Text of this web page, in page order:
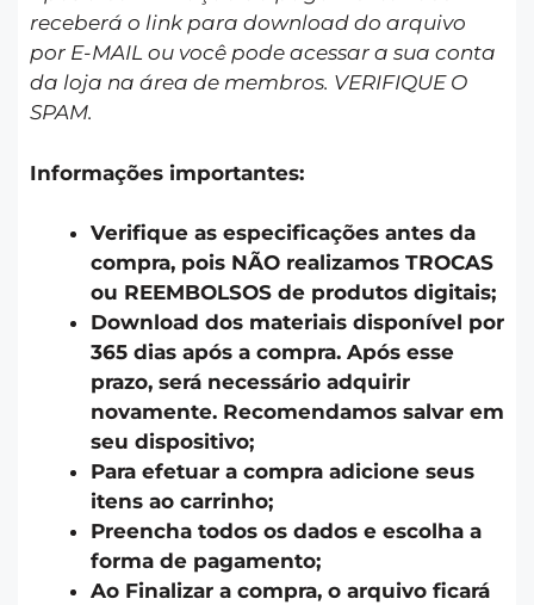
receberá o link para download do arquivo
por E-MAIL ou você pode acessar a sua conta
da loja na área de membros. VERIFIQUE O
SPAM.
Informações importantes:
Verifique as especificações antes da
compra, pois NÃO realizamos TROCAS
ou REEMBOLSOS de produtos digitais;
Download dos materiais disponível por
365 dias após a compra. Após esse
prazo, será necessário adquirir
novamente. Recomendamos salvar em
seu dispositivo;
Para efetuar a compra adicione seus
itens ao carrinho;
Preencha todos os dados e escolha a
forma de pagamento;
Ao Finalizar a compra, o arquivo ficará